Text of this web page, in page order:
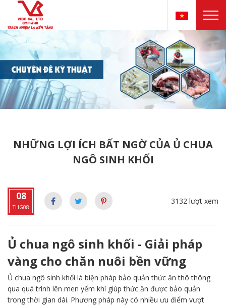
NHỮNG LỢI ÍCH BẤT NGỜ CỦA Ủ CHUA
NGÔ SINH KHỐI
08
THG08
3132 lượt xem
Ủ chua ngô sinh khối - Giải pháp
vàng cho chăn nuôi bền vững
Ủ chua ngô sinh khối là biện pháp bảo quản thức ăn thô thông
qua quá trình lên men yếm khí giúp thức ăn được bảo quản
trong thời gian dài. Phương pháp này có nhiều ưu điểm vượt